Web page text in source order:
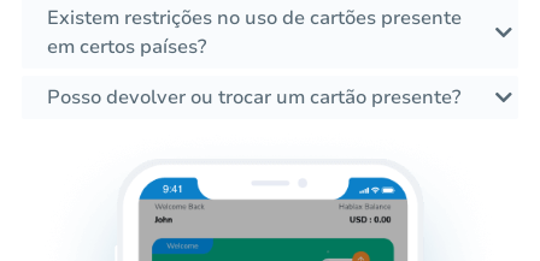
Existem restrições no uso de cartões presente
em certos países?
Posso devolver ou trocar um cartão presente?